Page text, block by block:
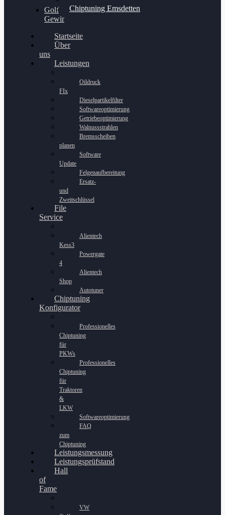
Chiptuning Emsdetten
Golf
Gewinnspiel
Startseite
Über
uns
Leistungen
Oildruck
FIx
Dieselpartikelfilter
Softwareoptimierung
Getriebeoptimierung
Walnussstrahlen
Bremsscheiben
planen
Software
Update
Felgenaufbereitung
Ersatz-
und
Zweitschlüssel
File
Service
Alientech
Kess3
Powergate
4
Alientech
Shop
Autotuner
Chiptuning
Konfigurator
Professionelles
Chiptuning
für
PKWs
Professionelles
Chiptuning
für
Traktoren
&
LKW
Softwareoptimierung
FAQ
zum
Chiptuning
Leistungsmessung
Leistungsprüfstand
Hall
of
Fame
VW